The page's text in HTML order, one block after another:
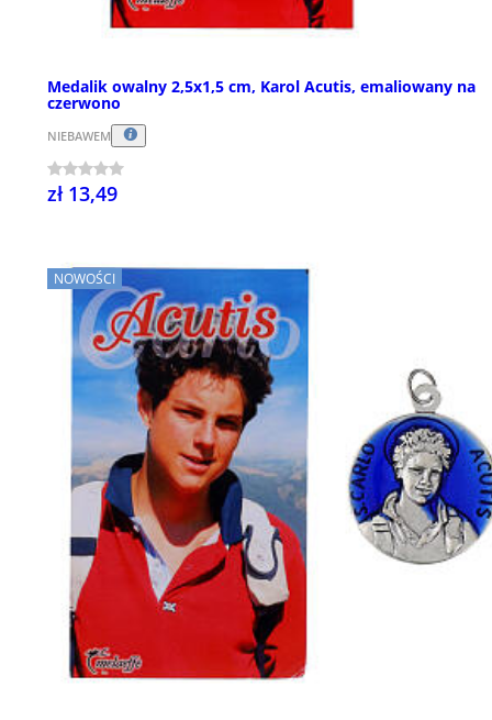
Medalik owalny 2,5x1,5 cm, Karol Acutis, emaliowany na
czerwono
NIEBAWEM
zł 13,49
NOWOŚCI